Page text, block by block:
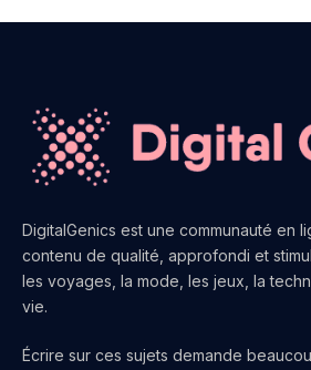
DigitalGenics est une communauté en
contenu de qualité, approfondi et
les voyages, la mode, les jeux, la
vie.
Écrire sur ces sujets demande